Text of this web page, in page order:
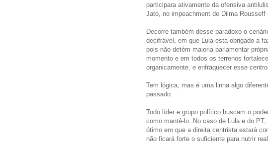
participara ativamente da ofensiva
Jato, no impeachment de Dilma Rousseff
Decorre também desse paradoxo o
decifrável, em que Lula está obrigado a
pois não detém maioria parlamentar
momento e em todos os terrenos
organicamente, e enfraquecer esse centro.
Tem lógica, mas é uma linha algo
passado.
Todo líder e grupo político buscam o
como mantê-lo. No caso de Lula e do
ótimo em que a direita centrista estará
não ficará forte o suficiente para nutrir